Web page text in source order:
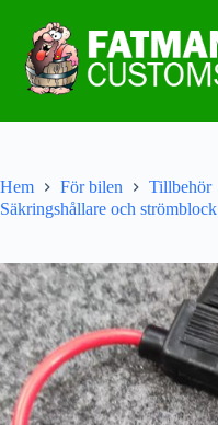
Hem För bilen
Tillbehör
Säkringshållare och strömblock